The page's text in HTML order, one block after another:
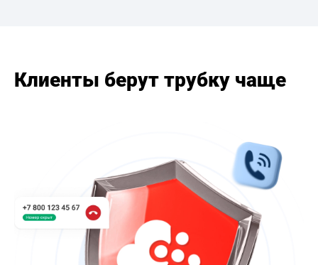
Клиенты берут трубку чаще